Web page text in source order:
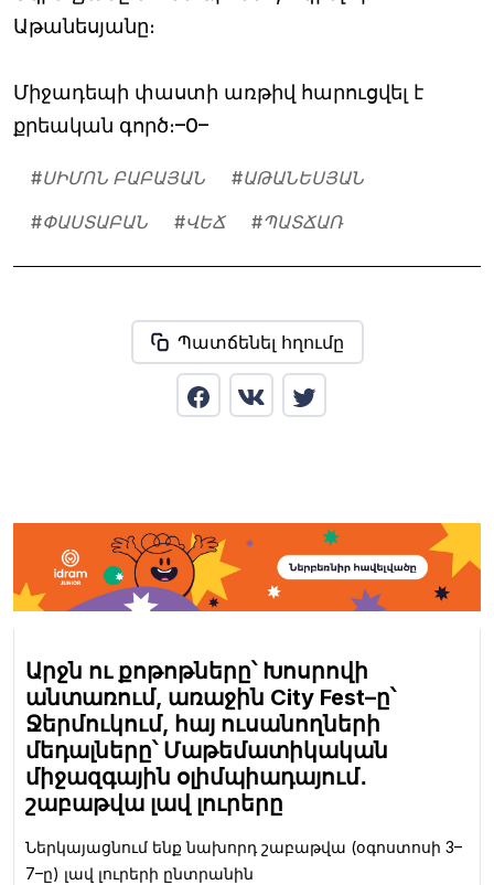
Աթանեսյանը։
Միջադեպի փաստի առթիվ հարուցվել է
քրեական գործ։–0–
#ՍԻՄՈՆ ԲԱԲԱՅԱՆ #ԱԹԱՆԵՍՅԱՆ
#ՓԱՍՏԱԲԱՆ #ՎԵՃ #ՊԱՏՃԱՌ
Պատճենել հղումը
Արջն ու քոթոթները՝ Խոսրովի
անտառում, առաջին City Fest–ը՝
Ջերմուկում, հայ ուսանողների
մեդալները՝ Մաթեմատիկական
միջազգային օլիմպիադայում․
շաբաթվա լավ լուրերը
Ներկայացնում ենք նախորդ շաբաթվա (օգոստոսի 3–
7–ը) լավ լուրերի ընտրանին